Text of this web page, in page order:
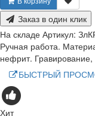
Заказ в один клик
На складе Артикул:
Ручная работа.
нефрит. Гравирование,
БЫСТРЫЙ
Хит